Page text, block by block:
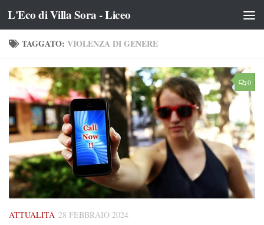
Salta al contenuto
L'Eco di Villa Sora - Liceo
TAGGATO: VIOLENZA DI GENERE
0
ATTUALITÀ 28 FEBBRAIO 2024